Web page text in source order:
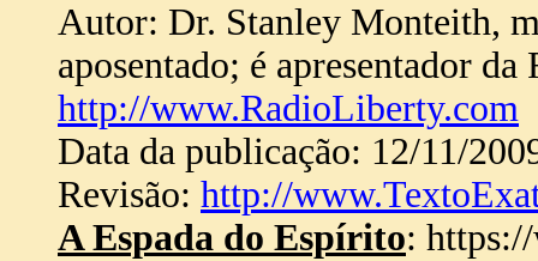
Autor: Dr. Stanley Monteith,
aposentado; é apresentador
http://www.RadioLiberty.com
Data da publicação: 12/11/
Revisão: http://
A Espada do Espírito: